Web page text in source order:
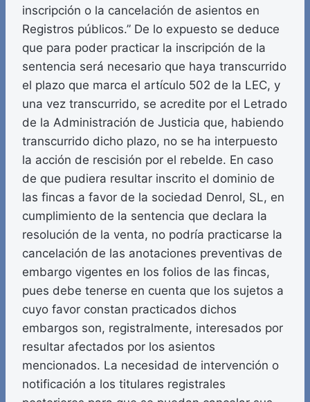
inscripción o la cancelación de asientos en
Registros públicos.” De lo expuesto se deduce
que para poder practicar la inscripción de la
sentencia será necesario que haya transcurrido
el plazo que marca el artículo 502 de la LEC, y
una vez transcurrido, se acredite por el Letrado
de la Administración de Justicia que, habiendo
transcurrido dicho plazo, no se ha interpuesto
la acción de rescisión por el rebelde. En caso
de que pudiera resultar inscrito el dominio de
las fincas a favor de la sociedad Denrol, SL, en
cumplimiento de la sentencia que declara la
resolución de la venta, no podría practicarse la
cancelación de las anotaciones preventivas de
embargo vigentes en los folios de las fincas,
pues debe tenerse en cuenta que los sujetos a
cuyo favor constan practicados dichos
embargos son, registralmente, interesados por
resultar afectados por los asientos
mencionados. La necesidad de intervención o
notificación a los titulares registrales